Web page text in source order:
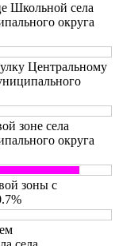
Школьной села
округа
Центральному
зоне села
округа
зоны с